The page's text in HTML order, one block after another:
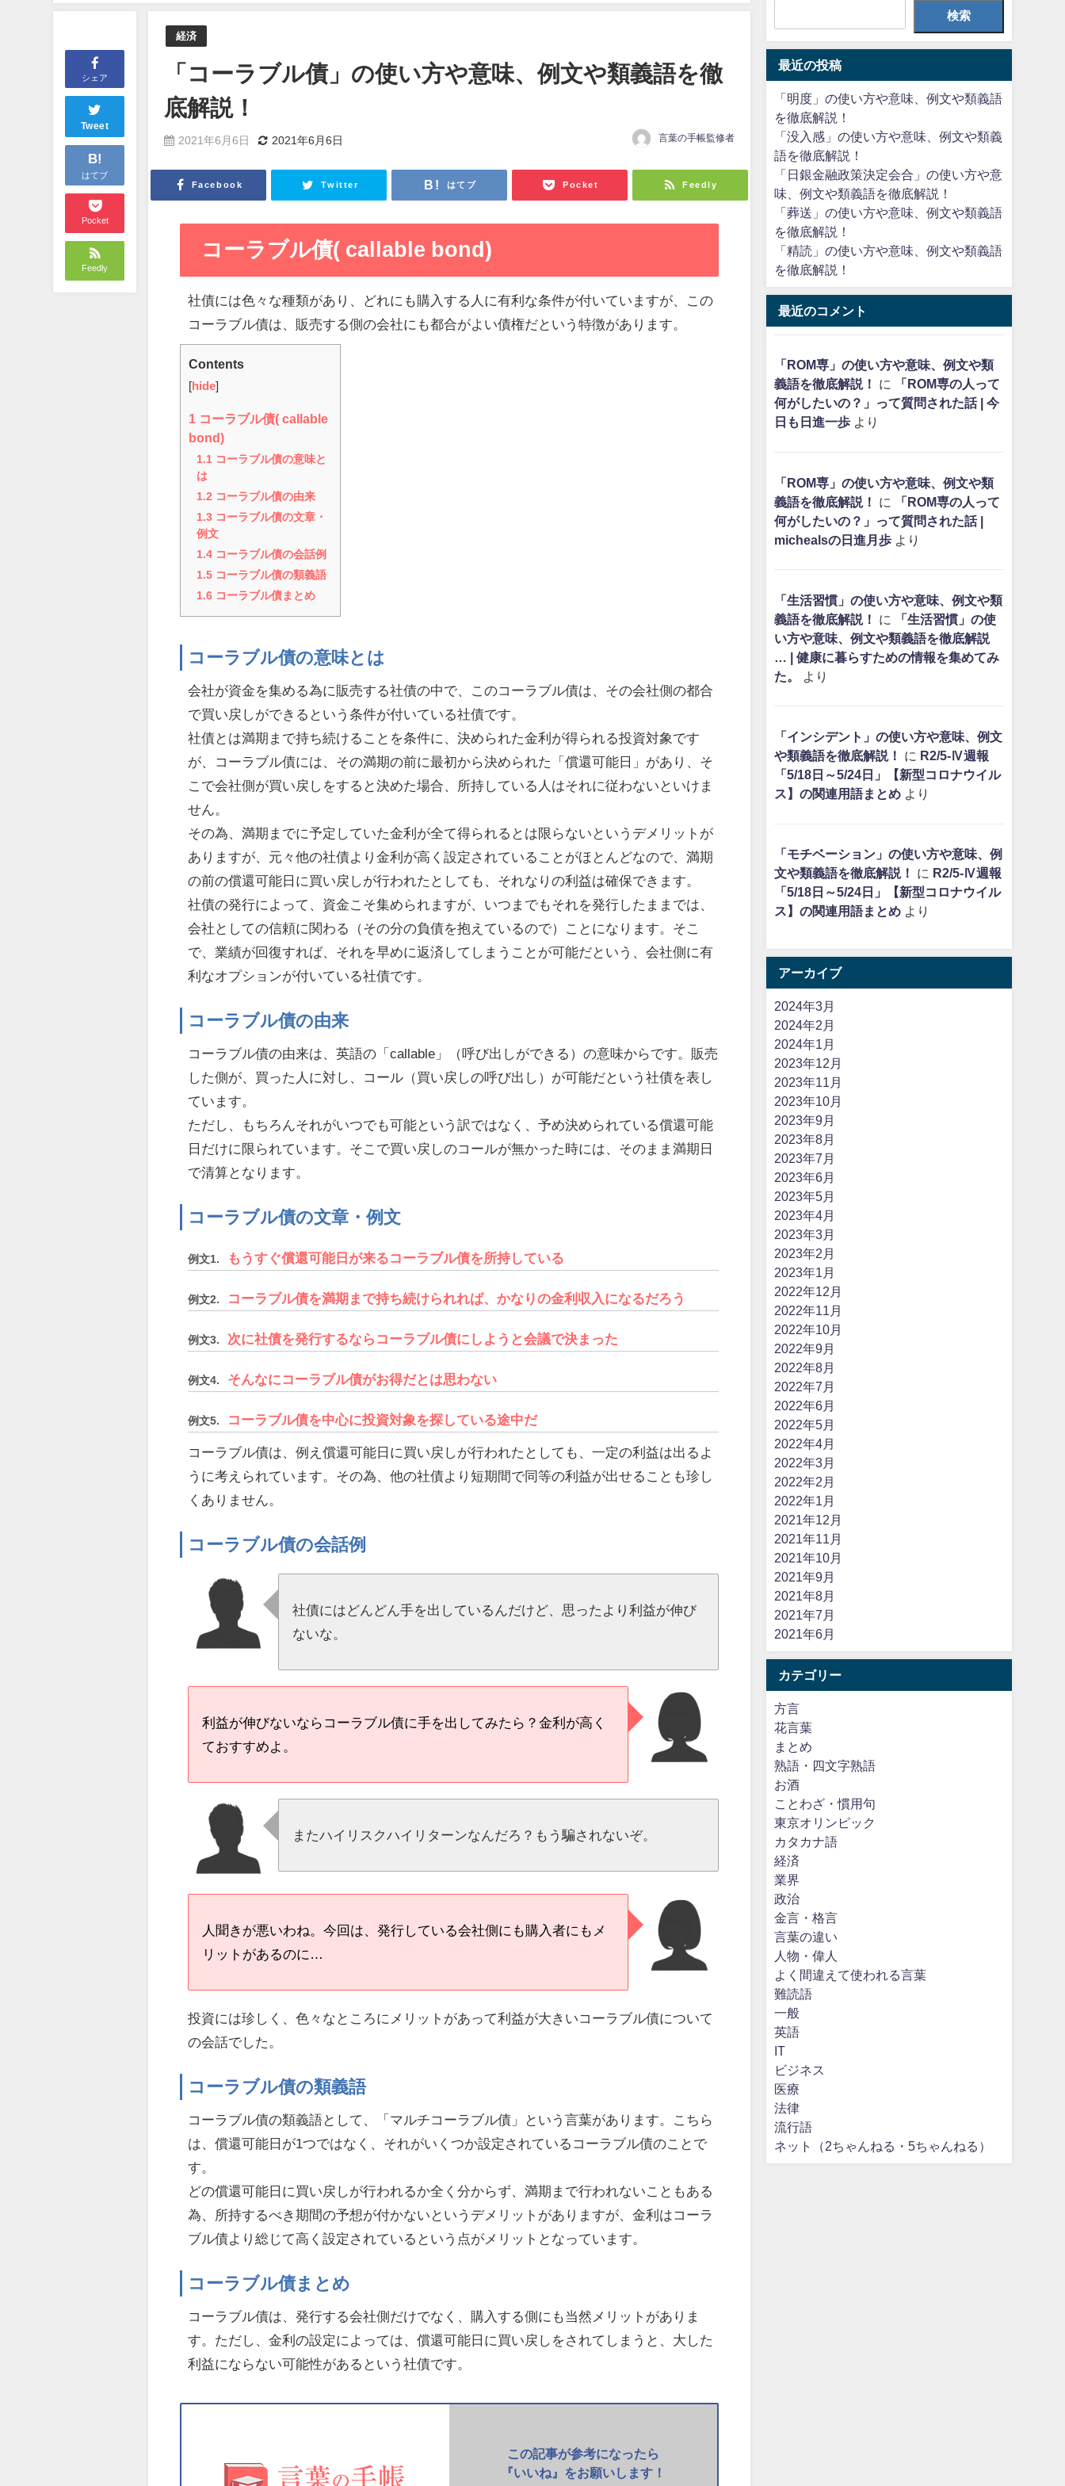
シェア
Tweet
B!
はてブ
Pocket
Feedly
経済
「コーラブル債」の使い方や意味、例文や類義語を徹
底解説！
2021年6月6日 2021年6月6日 言葉の手帳監修者
Facebook Twitter はてブ Pocket Feedly
コーラブル債( callable bond)
社債には色々な種類があり、どれにも購入する人に有利な条件が付いていますが、この
コーラブル債は、販売する側の会社にも都合がよい債権だという特徴があります。
Contents
[ hide]
1
コーラブル債( callable
bond)
1.1 コーラブル債の意味と
は
1.2 コーラブル債の由来
1.3 コーラブル債の文章・
例文
1.4 コーラブル債の会話例
1.5 コーラブル債の類義語
1.6 コーラブル債まとめ
コーラブル債の意味とは
会社が資金を集める為に販売する社債の中で、このコーラブル債は、その会社側の都合
で買い戻しができるという条件が付いている社債です。
社債とは満期まで持ち続けることを条件に、決められた金利が得られる投資対象です
が、コーラブル債には、その満期の前に最初から決められた「償還可能日」があり、そ
こで会社側が買い戻しをすると決めた場合、所持している人はそれに従わないといけま
せん。
その為、満期までに予定していた金利が全て得られるとは限らないというデメリットが
ありますが、元々他の社債より金利が高く設定されていることがほとんどなので、満期
の前の償還可能日に買い戻しが行われたとしても、それなりの利益は確保できます。
社債の発行によって、資金こそ集められますが、いつまでもそれを発行したままでは、
会社としての信頼に関わる（その分の負債を抱えているので）ことになります。そこ
で、業績が回復すれば、それを早めに返済してしまうことが可能だという、会社側に有
利なオプションが付いている社債です。
コーラブル債の由来
コーラブル債の由来は、英語の「callable」（呼び出しができる）の意味からです。販売
した側が、買った人に対し、コール（買い戻しの呼び出し）が可能だという社債を表し
ています。
ただし、もちろんそれがいつでも可能という訳ではなく、予め決められている償還可能
日だけに限られています。そこで買い戻しのコールが無かった時には、そのまま満期日
で清算となります。
コーラブル債の文章・例文
例文1. もうすぐ償還可能日が来るコーラブル債を所持している
例文2. コーラブル債を満期まで持ち続けられれば、かなりの金利収入になるだろう
例文3. 次に社債を発行するならコーラブル債にしようと会議で決まった
例文4. そんなにコーラブル債がお得だとは思わない
例文5. コーラブル債を中心に投資対象を探している途中だ
コーラブル債は、例え償還可能日に買い戻しが行われたとしても、一定の利益は出るよ
うに考えられています。その為、他の社債より短期間で同等の利益が出せることも珍し
くありません。
コーラブル債の会話例
社債にはどんどん手を出しているんだけど、思ったより利益が伸び
ないな。
利益が伸びないならコーラブル債に手を出してみたら？金利が高く
ておすすめよ。
またハイリスクハイリターンなんだろ？もう騙されないぞ。
人聞きが悪いわね。今回は、発行している会社側にも購入者にもメ
リットがあるのに…
投資には珍しく、色々なところにメリットがあって利益が大きいコーラブル債について
の会話でした。
コーラブル債の類義語
コーラブル債の類義語として、「マルチコーラブル債」という言葉があります。こちら
は、償還可能日が1つではなく、それがいくつか設定されているコーラブル債のことで
す。
どの償還可能日に買い戻しが行われるか全く分からず、満期まで行われないこともある
為、所持するべき期間の予想が付かないというデメリットがありますが、金利はコーラ
ブル債より総じて高く設定されているという点がメリットとなっています。
コーラブル債まとめ
コーラブル債は、発行する会社側だけでなく、購入する側にも当然メリットがありま
す。ただし、金利の設定によっては、償還可能日に買い戻しをされてしまうと、大した
利益にならない可能性があるという社債です。
この記事が参考になったら
『いいね』をお願いします！
検索
最近の投稿
「明度」の使い方や意味、例文や類義語
を徹底解説！
「没入感」の使い方や意味、例文や類義
語を徹底解説！
「日銀金融政策決定会合」の使い方や意
味、例文や類義語を徹底解説！
「葬送」の使い方や意味、例文や類義語
を徹底解説！
「精読」の使い方や意味、例文や類義語
を徹底解説！
最近のコメント
「ROM専」の使い方や意味、例文や類
義語を徹底解説！
に
「ROM専の人って
何がしたいの？」って質問された話 | 今
日も日進一歩より
「ROM専」の使い方や意味、例文や類
義語を徹底解説！
に
「ROM専の人って
何がしたいの？」って質問された話 |
michealsの日進月歩より
「生活習慣」の使い方や意味、例文や類
義語を徹底解説！
に
「生活習慣」の使
い方や意味、例文や類義語を徹底解説
… | 健康に暮らすための情報を集めてみ
た。
より
「インシデント」の使い方や意味、例文
や類義語を徹底解説！
に R2/5-Ⅳ週報
「5/18日～5/24日」【新型コロナウイル
ス】の関連用語まとめより
「モチベーション」の使い方や意味、例
文や類義語を徹底解説！
に R2/5-Ⅳ週報
「5/18日～5/24日」【新型コロナウイル
ス】の関連用語まとめより
アーカイブ
2024年3月
2024年2月
2024年1月
2023年12月
2023年11月
2023年10月
2023年9月
2023年8月
2023年7月
2023年6月
2023年5月
2023年4月
2023年3月
2023年2月
2023年1月
2022年12月
2022年11月
2022年10月
2022年9月
2022年8月
2022年7月
2022年6月
2022年5月
2022年4月
2022年3月
2022年2月
2022年1月
2021年12月
2021年11月
2021年10月
2021年9月
2021年8月
2021年7月
2021年6月
カテゴリー
方言
花言葉
まとめ
熟語・四文字熟語
お酒
ことわざ・慣用句
東京オリンピック
カタカナ語
経済
業界
政治
金言・格言
言葉の違い
人物・偉人
よく間違えて使われる言葉
難読語
一般
英語
IT
ビジネス
医療
法律
流行語
ネット（2ちゃんねる・5ちゃんねる）